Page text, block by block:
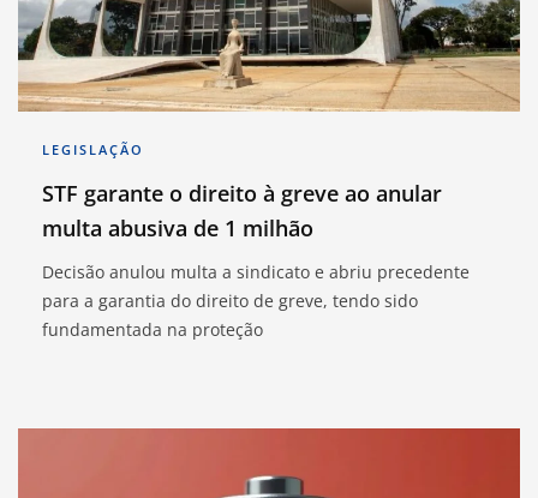
LEGISLAÇÃO
STF garante o direito à greve ao anular
multa abusiva de 1 milhão
Decisão anulou multa a sindicato e abriu precedente
para a garantia do direito de greve, tendo sido
fundamentada na proteção